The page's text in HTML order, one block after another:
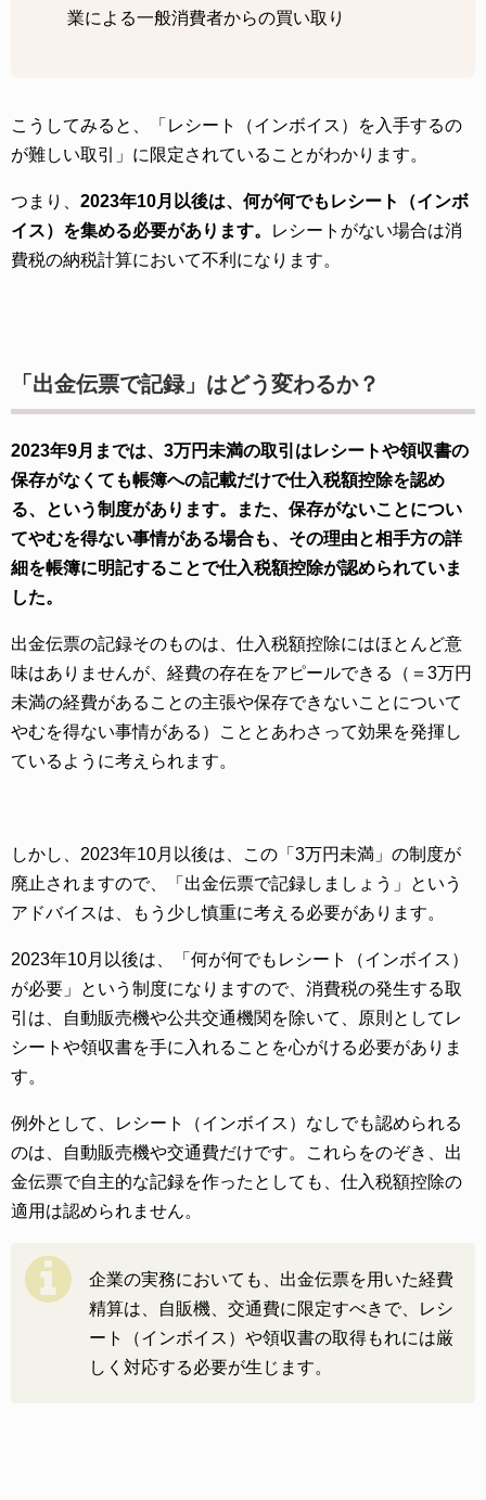
業による一般消費者からの買い取り
こうしてみると、「レシート（インボイス）を入手するの
が難しい取引」に限定されていることがわかります。
つまり、 2023年10月以後は、何が何でもレシート（インボ
イス）を集める必要があります。
レシートがない場合は消
費税の納税計算において不利になります。
「出金伝票で記録」はどう変わるか？
2023年9月までは、3万円未満の取引はレシートや領収書の
保存がなくても帳簿への記載だけで仕入税額控除を認め
る、という制度があります。また、保存がないことについ
てやむを得ない事情がある場合も、その理由と相手方の詳
細を帳簿に明記することで仕入税額控除が認められていま
した。
出金伝票の記録そのものは、仕入税額控除にはほとんど意
味はありませんが、経費の存在をアピールできる（＝3万円
未満の経費があることの主張や保存できないことについて
やむを得ない事情がある）こととあわさって効果を発揮し
ているように考えられます。
しかし、2023年10月以後は、この「3万円未満」の制度が
廃止されますので、「出金伝票で記録しましょう」という
アドバイスは、もう少し慎重に考える必要があります。
2023年10月以後は、「何が何でもレシート（インボイス）
が必要」という制度になりますので、消費税の発生する取
引は、自動販売機や公共交通機関を除いて、原則としてレ
シートや領収書を手に入れることを心がける必要がありま
す。
例外として、レシート（インボイス）なしでも認められる
のは、自動販売機や交通費だけです。これらをのぞき、出
金伝票で自主的な記録を作ったとしても、仕入税額控除の
適用は認められません。
企業の実務においても、出金伝票を用いた経費
精算は、自販機、交通費に限定すべきで、レシ
ート（インボイス）や領収書の取得もれには厳
しく対応する必要が生じます。